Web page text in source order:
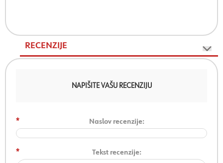
RECENZIJE
NAPIŠITE VAŠU RECENZIJU
Naslov recenzije:
*
Tekst recenzije:
*